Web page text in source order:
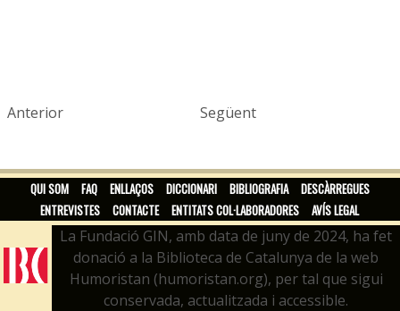
Anterior Següent
QUI SOM FAQ ENLLAÇOS DICCIONARI BIBLIOGRAFIA
DESCÀRREGUES
ENTREVISTES
CONTACTE ENTITATS COL·LABORADORES AVÍS LEGAL
La Fundació GIN, amb data de juny de 2024, ha fet
donació a la Biblioteca de Catalunya de la web
Humoristan (humoristan.org), per tal que sigui
conservada, actualitzada i accessible.